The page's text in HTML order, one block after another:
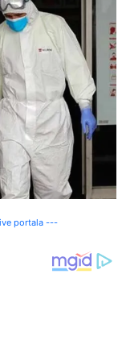
portala ---